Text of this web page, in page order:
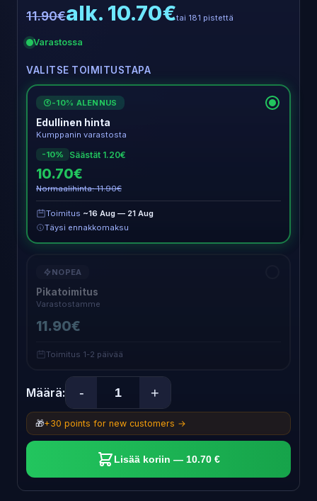
11.90€alk. 10.70€tai 181 pistettä
Varastossa
VALITSE TOIMITUSTAPA
€ -10% ALENNUS
Edullinen hinta
Kumppanin varastosta
-10%
Säästät 1.20€
10.70€
Normaalihinta: 11.90€
Toimitus ~16 Aug — 21 Aug
Täysi ennakkomaksu
NOPEA
Pikatoimitus
Varastostamme
11.90€
Toimitus 1-2 päivää
Määrä: - +
🎁+30 points for new customers →
Lisää koriin — 10.70 €